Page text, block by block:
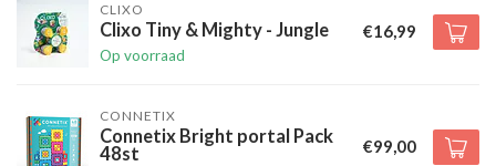
CLIXO
Clixo Tiny & Mighty - Jungle
Op voorraad
€16,99
CONNETIX
Connetix Bright portal Pack
48st
€99,00